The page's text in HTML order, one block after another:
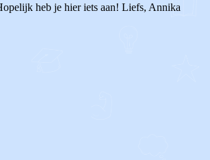
heb je hier iets aan! Liefs, Annika